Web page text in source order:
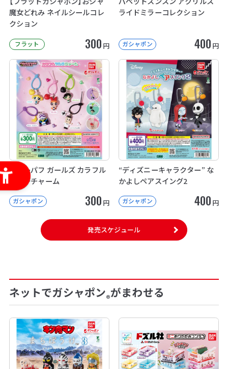
魔女どれみ ネイルシールコレ
クション
フラット 300 円
ライドミラーコレクション
ガシャポン 400 円
パワーパフ ガールズ カラフル
マルチチャーム
ガシャポン 300 円
“ディズニーキャラクター” な
かよしペアスイング2
ガシャポン 400 円
発売スケジュール
ネットでガシャポン®がまわせる